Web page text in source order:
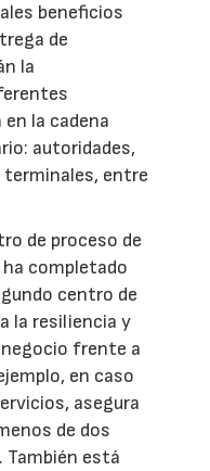
beneficios
de
la
la cadena
autoridades,
entre
de proceso de
completado
centro de
la resiliencia y
frente a
en caso
asegura
de dos
También está